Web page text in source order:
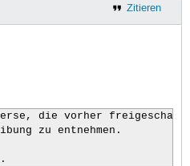
Zitieren
die vorher
zu entnehmen.